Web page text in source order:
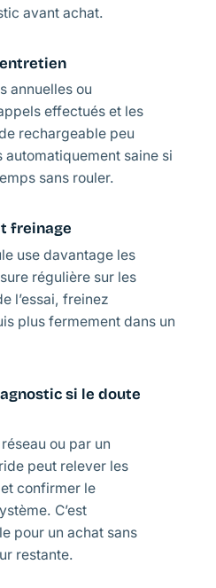
avant achat.
annuelles ou
effectués et les
rechargeable peu
automatiquement saine si
sans rouler.
freinage
use davantage les
régulière sur les
l’essai, freinez
plus fermement dans un
si le doute
ou par un
peut relever les
confirmer le
C’est
pour un achat sans
restante.